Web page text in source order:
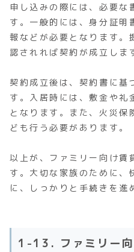
申し込みの際には、必要な
す。一般的には、身分証明
報などが必要となります。
認されれば契約が成立しま
契約成立後は、契約書に基
す。入居時には、敷金や礼
となります。また、火災保
ども行う必要があります。
以上が、ファミリー向け賃
す。大切な家族のために、
に、しっかりと手続きを進
1-13. ファミリー向